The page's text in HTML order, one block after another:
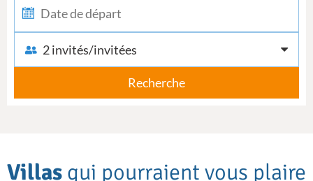
2 invités/invitées
Recherche
Villas qui pourraient vous plaire